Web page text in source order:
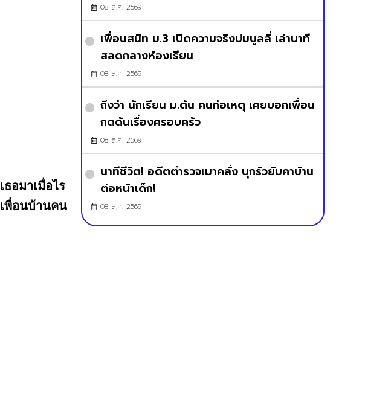
เธอมาเมื่อไร
เพื่อนบ้านคน
08 ส.ค. 2569
เพื่อนสนิท ม.3 เปิดความจริงปมบูลลี่ เล่านาที
สลดกลางห้องเรียน
08 ส.ค. 2569
ถึงว่า นักเรียน ม.ต้น คนก่อเหตุ เคยบอกเพื่อน
กดดันเรื่องครอบครัว
08 ส.ค. 2569
นาทีชีวิต! อดีตตำรวจเมาคลั่ง บุกรัวยับคาบ้าน
ต่อหน้าเด็ก!
08 ส.ค. 2569